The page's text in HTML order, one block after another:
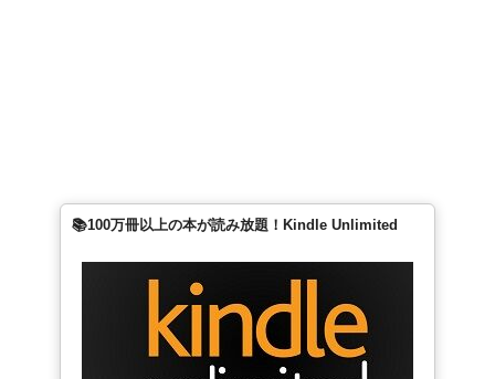
📚100万冊以上の本が読み放題！Kindle Unlimited